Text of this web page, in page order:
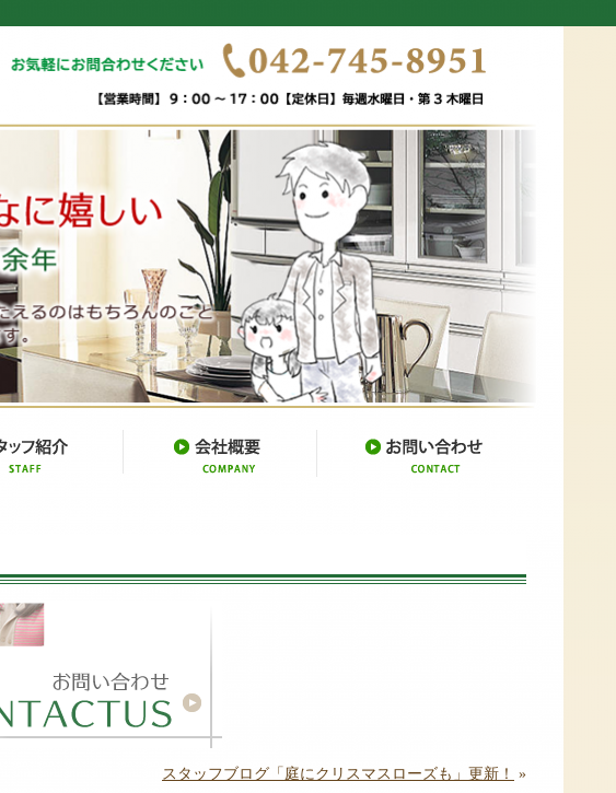
スタッフブログ「庭にクリスマスローズも」更新！ »